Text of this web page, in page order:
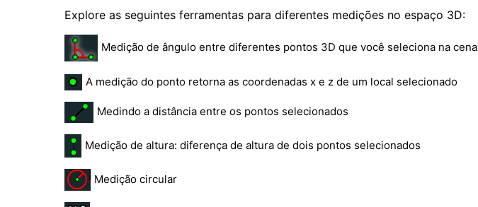
Explore as seguintes ferramentas para diferentes medições no espaço 3D:
Medição de ângulo entre diferentes pontos 3D que você seleciona na cena
A medição do ponto retorna as coordenadas x e z de um local selecionado
Medindo a distância entre os pontos selecionados
Medição de altura: diferença de altura de dois pontos selecionados
Medição circular